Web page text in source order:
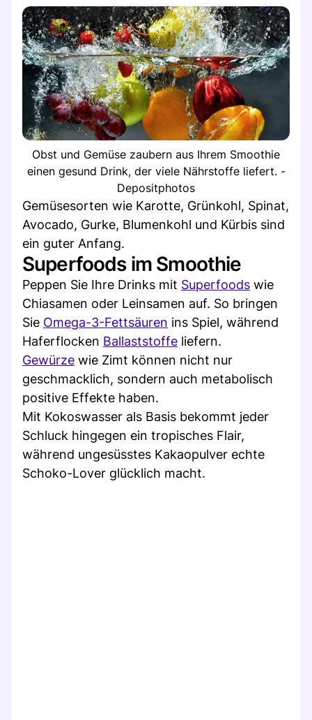
Obst und Gemüse zaubern aus Ihrem Smoothie
einen gesund Drink, der viele Nährstoffe liefert. -
Depositphotos
Gemüsesorten wie Karotte, Grünkohl, Spinat,
Avocado, Gurke, Blumenkohl und Kürbis sind
ein guter Anfang.
Superfoods im Smoothie
Peppen Sie Ihre Drinks mit Superfoods wie
Chiasamen oder Leinsamen auf. So bringen
Sie Omega-3-Fettsäuren ins Spiel, während
Haferflocken Ballaststoffe liefern.
Gewürze wie Zimt können nicht nur
geschmacklich, sondern auch metabolisch
positive Effekte haben.
Mit Kokoswasser als Basis bekommt jeder
Schluck hingegen ein tropisches Flair,
während ungesüsstes Kakaopulver echte
Schoko-Lover glücklich macht.